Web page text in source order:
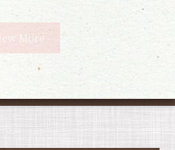
More